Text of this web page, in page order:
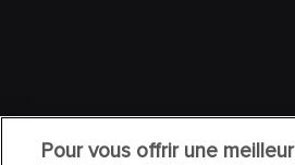
Pour vous offrir une